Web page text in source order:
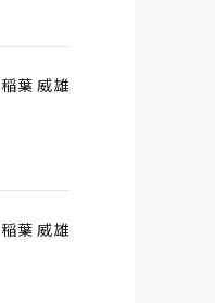
稲葉 威雄
稲葉 威雄